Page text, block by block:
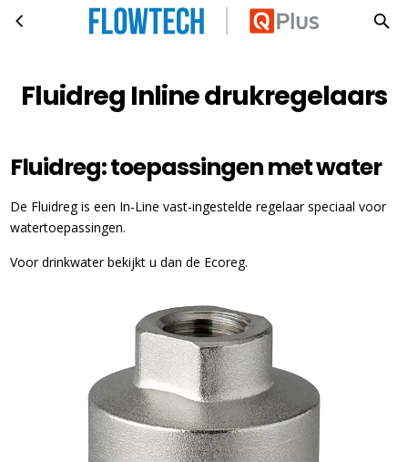
Skip to main contentFluidreg Inline drukregelaars
Fluidreg Inline drukregelaars
Fluidreg: toepassingen met water
De Fluidreg is een In-Line vast-ingestelde regelaar speciaal voor
watertoepassingen.
Voor drinkwater bekijkt u dan de Ecoreg.